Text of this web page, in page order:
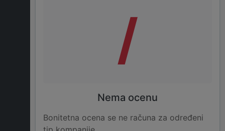
/
Nema ocenu
Bonitetna ocena se ne računa za određeni